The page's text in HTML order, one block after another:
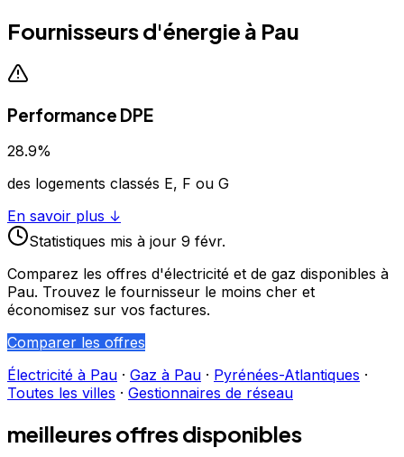
Fournisseurs d'énergie à Pau
Performance DPE
28.9%
des logements classés E, F ou G
En savoir plus ↓
Statistiques mis à jour 9 févr.
Comparez les offres d'électricité et de gaz disponibles à
Pau. Trouvez le fournisseur le moins cher et
économisez sur vos factures.
Comparer les offres
Électricité à Pau · Gaz à Pau · Pyrénées-Atlantiques ·
Toutes les villes · Gestionnaires de réseau
meilleures offres disponibles